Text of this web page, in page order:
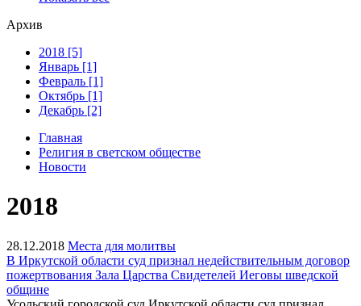
Архив
2018 [5]
Январь [1]
Февраль [1]
Октябрь [1]
Декабрь [2]
Главная
Религия в светском обществе
Новости
2018
28.12.2018 Места для молитвы
В Иркутской области суд признал недействительным договор
пожертвования Зала Царства Свидетелей Иеговы шведской
общине